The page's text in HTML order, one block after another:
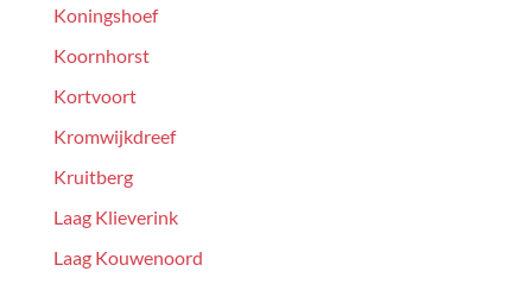
Koningshoef
Koornhorst
Kortvoort
Kromwijkdreef
Kruitberg
Laag Klieverink
Laag Kouwenoord